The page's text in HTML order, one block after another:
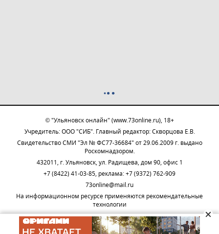
© "Ульяновск онлайн" (www.73online.ru), 18+
Учредитель: ООО "СИБ". Главный редактор: Скворцова Е.В.
Свидетельство СМИ "Эл № ФС77-36684" от 29.06.2009 г. выдано
Роскомнадзором.
432011, г. Ульяновск, ул. Радищева, дом 90, офис 1
+7 (8422) 41-03-85, реклама: +7 (9372) 762-909
73online@mail.ru
На информационном ресурсе применяются рекомендательные
технологии